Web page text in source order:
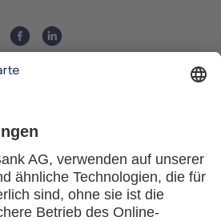
Handwerker,